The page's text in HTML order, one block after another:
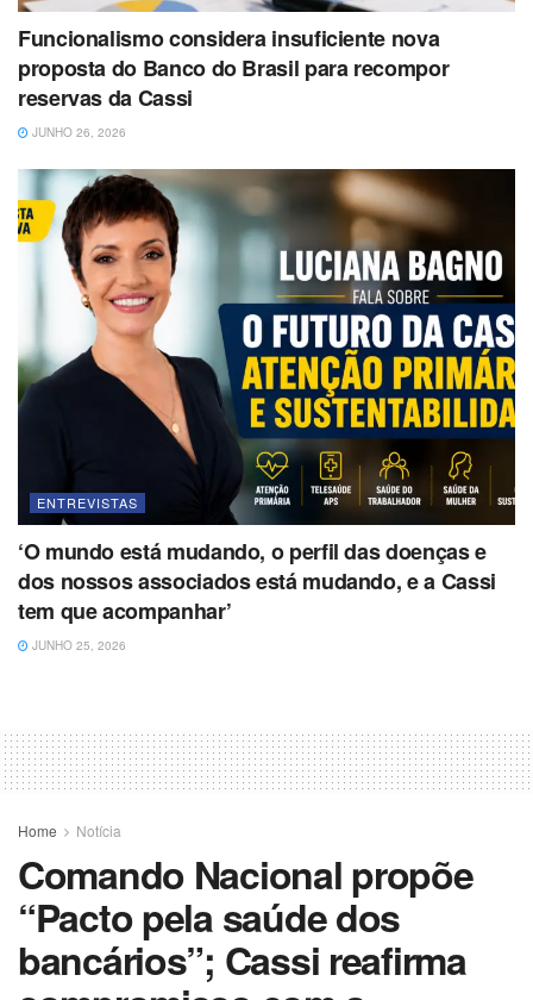
Funcionalismo considera insuficiente nova
proposta do Banco do Brasil para recompor
reservas da Cassi
JUNHO 26, 2026
ENTREVISTAS
‘O mundo está mudando, o perfil das doenças e
dos nossos associados está mudando, e a Cassi
tem que acompanhar’
JUNHO 25, 2026
Home Notícia
Comando Nacional propõe
“Pacto pela saúde dos
bancários”; Cassi reafirma